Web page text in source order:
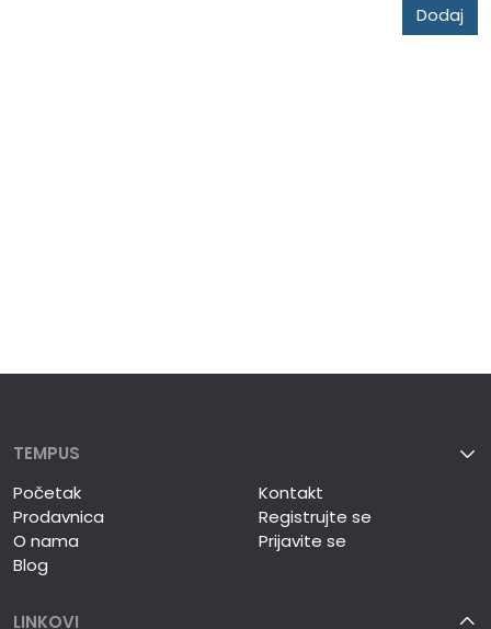
Dodaj
TEMPUS
Početak
Prodavnica
O nama
Blog
Kontakt
Registrujte se
Prijavite se
LINKOVI